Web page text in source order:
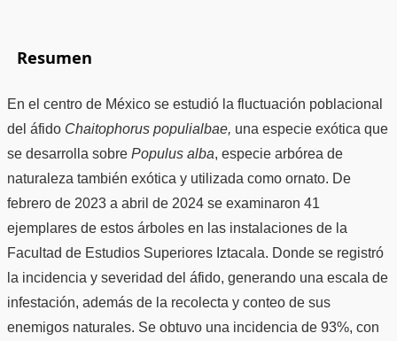
Resumen
En el centro de México se estudió la fluctuación poblacional
del áfido Chaitophorus populialbae, una especie exótica que
se desarrolla sobre Populus alba, especie arbórea de
naturaleza también exótica y utilizada como ornato. De
febrero de 2023 a abril de 2024 se examinaron 41
ejemplares de estos árboles en las instalaciones de la
Facultad de Estudios Superiores Iztacala. Donde se registró
la incidencia y severidad del áfido, generando una escala de
infestación, además de la recolecta y conteo de sus
enemigos naturales. Se obtuvo una incidencia de 93%, con